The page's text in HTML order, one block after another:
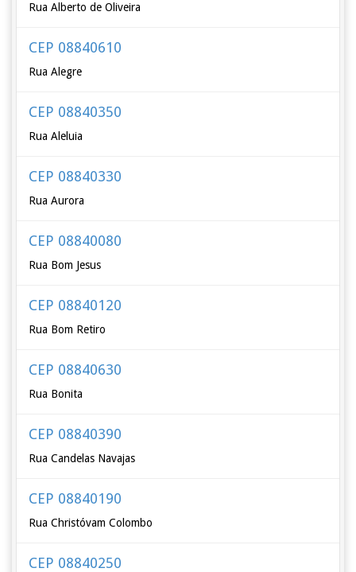
Rua Alberto de Oliveira
CEP 08840610
Rua Alegre
CEP 08840350
Rua Aleluia
CEP 08840330
Rua Aurora
CEP 08840080
Rua Bom Jesus
CEP 08840120
Rua Bom Retiro
CEP 08840630
Rua Bonita
CEP 08840390
Rua Candelas Navajas
CEP 08840190
Rua Christóvam Colombo
CEP 08840250